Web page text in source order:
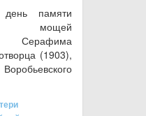
памяти
мощей
Серафима
(1903),